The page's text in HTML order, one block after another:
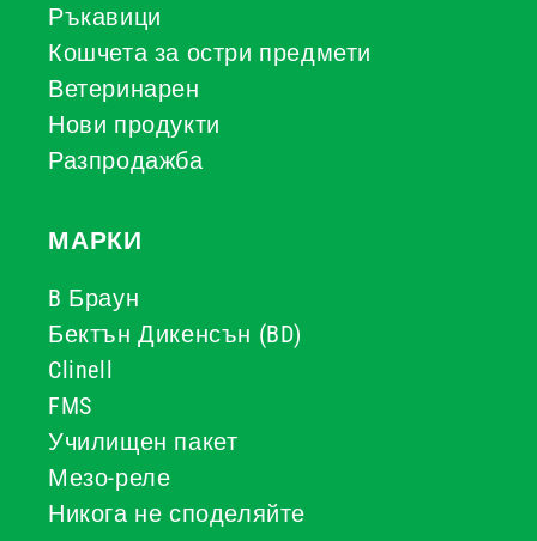
Ръкавици
Кошчета за остри предмети
Ветеринарен
Нови продукти
Разпродажба
МАРКИ
B Браун
Бектън Дикенсън (BD)
Clinell
FMS
Училищен пакет
Мезо-реле
Никога не споделяйте